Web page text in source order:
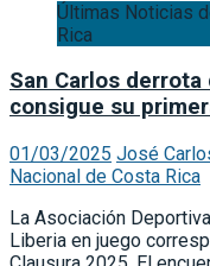
Últimas Noticias
Rica
San Carlos
consigue su
01/03/2025 José
Nacional de Costa Rica
La Asociación
Liberia en juego